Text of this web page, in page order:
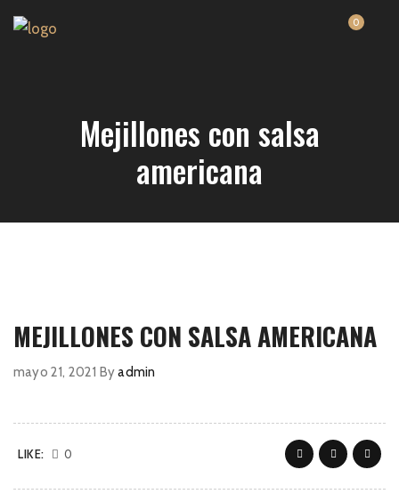
0
Mejillones con salsa
americana
MEJILLONES CON SALSA AMERICANA
mayo 21, 2021 Byadmin
LIKE: 0